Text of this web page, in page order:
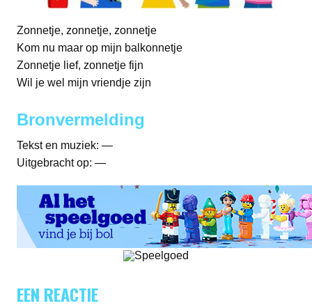
Zonnetje, zonnetje, zonnetje
Kom nu maar op mijn balkonnetje
Zonnetje lief, zonnetje fijn
Wil je wel mijn vriendje zijn
Bronvermelding
Tekst en muziek: —
Uitgebracht op: —
EEN REACTIE